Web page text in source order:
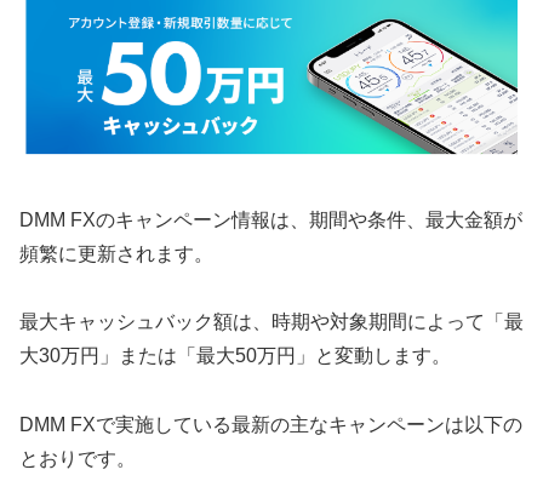
DMM FXのキャンペーン情報は、期間や条件、最大金額が
頻繁に更新されます。
最大キャッシュバック額は、時期や対象期間によって「最
大30万円」または「最大50万円」と変動します。
DMM FXで実施している最新の主なキャンペーンは以下の
とおりです。